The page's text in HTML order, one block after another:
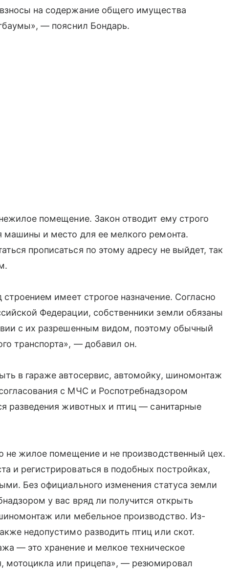
на содержание общего имущества
— пояснил Бондарь.
помещение. Закон отводит ему строго
и место для ее мелкого ремонта.
прописаться по этому адресу не выйдет, так
строением имеет строгое назначение. Согласно
Федерации, собственники земли обязаны
с их разрешенным видом, поэтому обычный
транспорта», — добавил он.
в гараже автосервис, автомойку, шиномонтаж
с МЧС и Роспотребнадзором
разведения животных и птиц — санитарные
не жилое помещение и не производственный цех.
и регистрироваться в подобных постройках,
Без официального изменения статуса земли
у вас вряд ли получится открыть
или мебельное производство. Из-
недопустимо разводить птиц или скот.
— это хранение и мелкое техническое
мотоцикла или прицепа», — резюмировал